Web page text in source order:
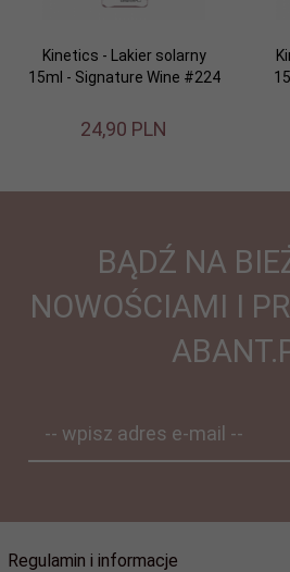
Kinetics - Lakier solarny
15ml - Signature Wine #224
24,90 PLN
BĄDŹ NA
NOWOŚCIAMI I
-- wpisz adres e-mail --
Regulamin i informacje